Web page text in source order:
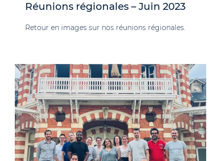
Réunions régionales – Juin 2023
Retour en images sur nos réunions régionales.